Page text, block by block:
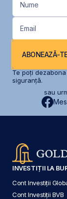
Nume
Email
ABONEAZĂ-
Te poți
siguranță.
sau
INVESTIȚII LA
Cont Investiții
Cont Investiții BVB